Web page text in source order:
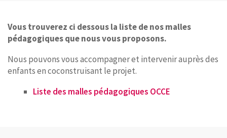
RECHERCHER
CONTACT
Vous trouverez ci dessous la liste de nos malles
pédagogiques que nous vous proposons.
Nous pouvons vous accompagner et intervenir auprès des
enfants en coconstruisant le projet.
Liste des malles pédagogiques OCCE